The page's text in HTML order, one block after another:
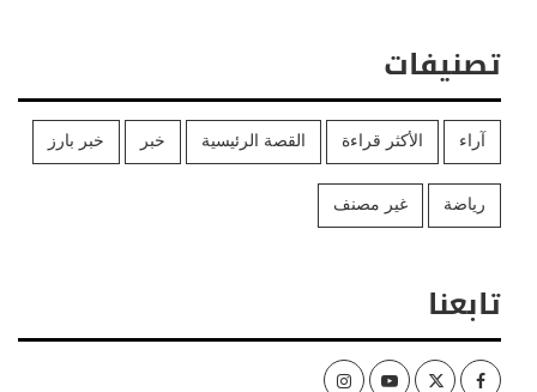
تصنيفات
آراء الأكثر قراءة القصة الرئيسية خبر خبر بارز
رياضة غير مصنف
تابعنا
Facebook
Twitter
Youtube
Instagram